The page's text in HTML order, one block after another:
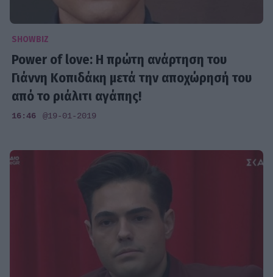
SHOWBIZ
Power of love: Η πρώτη ανάρτηση του
Γιάννη Κοπιδάκη μετά την αποχώρησή του
από το ριάλιτι αγάπης!
16:46 @19-01-2019